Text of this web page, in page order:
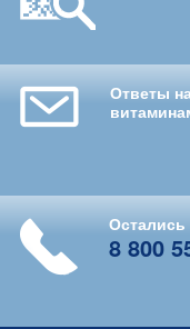
Ответы
8 800